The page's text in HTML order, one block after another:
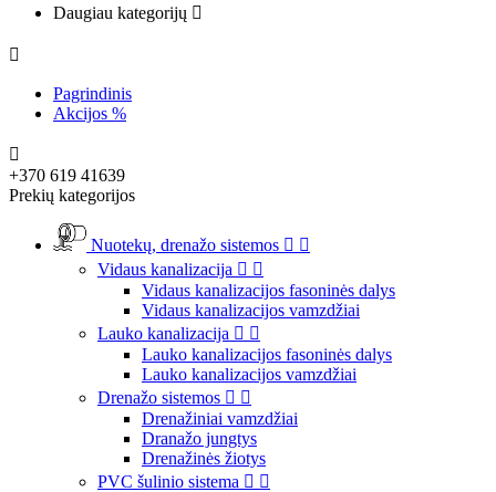
Daugiau kategorijų 

Pagrindinis
Akcijos %

+370 619 41639
Prekių kategorijos
Nuotekų, drenažo sistemos  
Vidaus kanalizacija  
Vidaus kanalizacijos fasoninės dalys
Vidaus kanalizacijos vamzdžiai
Lauko kanalizacija  
Lauko kanalizacijos fasoninės dalys
Lauko kanalizacijos vamzdžiai
Drenažo sistemos  
Drenažiniai vamzdžiai
Dranažo jungtys
Drenažinės žiotys
PVC šulinio sistema  